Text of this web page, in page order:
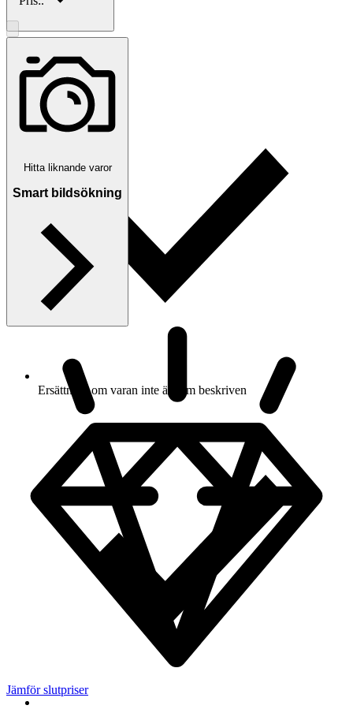
Ersättning om varan inte är som beskriven
Hitta liknande varor
Smart bildsökning
Jämför slutpriser